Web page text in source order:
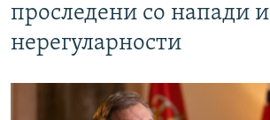
проследени со напади и
нерегуларности